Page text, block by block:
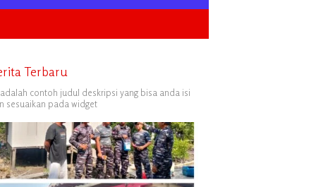
Terbaru
contoh judul deskripsi yang bisa anda isi
sesuaikan pada widget